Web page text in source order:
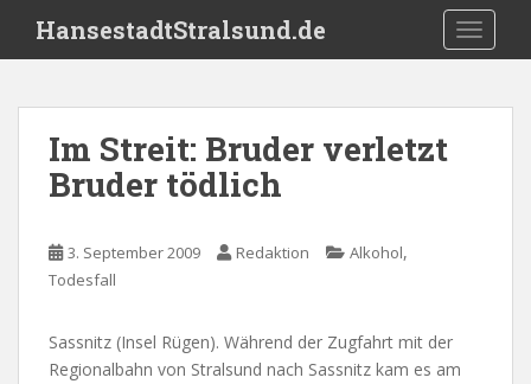
i
HansestadtStralsund.de
Im Streit: Bruder verletzt
Bruder tödlich
3. September 2009 Redaktion Alkohol,
Todesfall
Sassnitz (Insel Rügen). Während der Zugfahrt mit der
Regionalbahn von Stralsund nach Sassnitz kam es am